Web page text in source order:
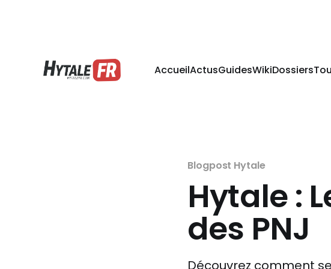
AccueilActusGuidesWikiDossiers
Blogpost Hytale
Hytale :
des PNJ
Découvrez comment